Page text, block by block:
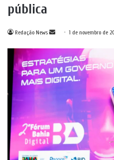
pública
Redação News
Mande
e-
mail
1 de novembro de